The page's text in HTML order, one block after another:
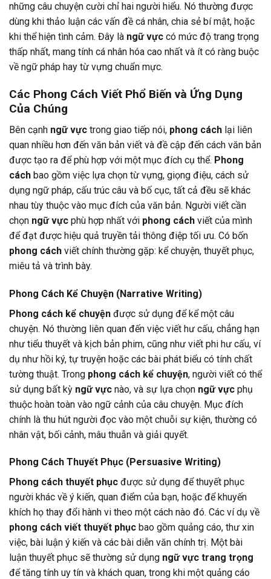
những câu chuyện cười chỉ hai người hiểu. Nó thường được
dùng khi thảo luận các vấn đề cá nhân, chia sẻ bí mật, hoặc
khi thể hiện tình cảm. Đây là ngữ vực có mức độ trang trọng
thấp nhất, mang tính cá nhân hóa cao nhất và ít có ràng buộc
về ngữ pháp hay từ vựng chuẩn mực.
Các Phong Cách Viết Phổ Biến và Ứng Dụng
Của Chúng
Bên cạnh ngữ vực trong giao tiếp nói, phong cách lại liên
quan nhiều hơn đến văn bản viết và đề cập đến cách văn bản
được tạo ra để phù hợp với một mục đích cụ thể. Phong
cách bao gồm việc lựa chọn từ vựng, giọng điệu, cách sử
dụng ngữ pháp, cấu trúc câu và bố cục, tất cả đều sẽ khác
nhau tùy thuộc vào mục đích của văn bản. Người viết cần
chọn ngữ vực phù hợp nhất với phong cách viết của mình
để đạt được hiệu quả truyền tải thông điệp tối ưu. Có bốn
phong cách viết chính thường gặp: kể chuyện, thuyết phục,
miêu tả và trình bày.
Phong Cách Kể Chuyện (Narrative Writing)
Phong cách kể chuyện được sử dụng để kể một câu
chuyện. Nó thường liên quan đến việc viết hư cấu, chẳng hạn
như tiểu thuyết và kịch bản phim, cũng như viết phi hư cấu, ví
dụ như hồi ký, tự truyện hoặc các bài phát biểu có tính chất
tường thuật. Trong phong cách kể chuyện, người viết có thể
sử dụng bất kỳ ngữ vực nào, và sự lựa chọn ngữ vực phụ
thuộc hoàn toàn vào ngữ cảnh của câu chuyện. Mục đích
chính là thu hút người đọc vào một chuỗi sự kiện, thường có
nhân vật, bối cảnh, mâu thuẫn và giải quyết.
Phong Cách Thuyết Phục (Persuasive Writing)
Phong cách thuyết phục được sử dụng để thuyết phục
người khác về ý kiến, quan điểm của bạn, hoặc để khuyến
khích họ thay đổi hành vi theo một cách nào đó. Các ví dụ về
phong cách viết thuyết phục bao gồm quảng cáo, thư xin
việc, bài luận ý kiến và các bài diễn văn chính trị. Một bài
luận thuyết phục sẽ thường sử dụng ngữ vực trang trọng
để tăng tính uy tín và khách quan, trong khi một quảng cáo